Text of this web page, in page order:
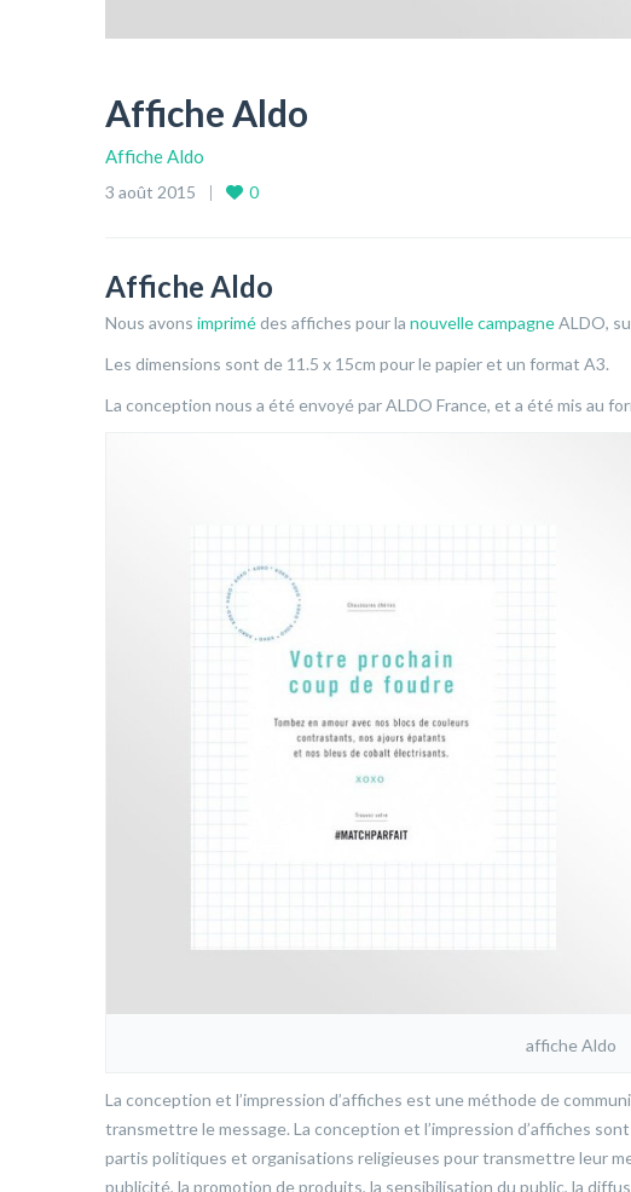
Affiche Aldo
Affiche Aldo
3 août 2015 0
Affiche Aldo
Nous avons imprimédes affiches pour la nouvelle campagneALDO,
Les dimensions sont de 11.5 x 15cm pour le papier et un format A3.
La conception nous a été envoyé par ALDO France, et a été mis au
affiche Aldo
La conception et l’impression d’affiches est une méthode de
transmettre le message. La conception et l’impression d’affiches
partis politiques et organisations religieuses pour transmettre leur
publicité, la promotion de produits, la sensibilisation du public, la